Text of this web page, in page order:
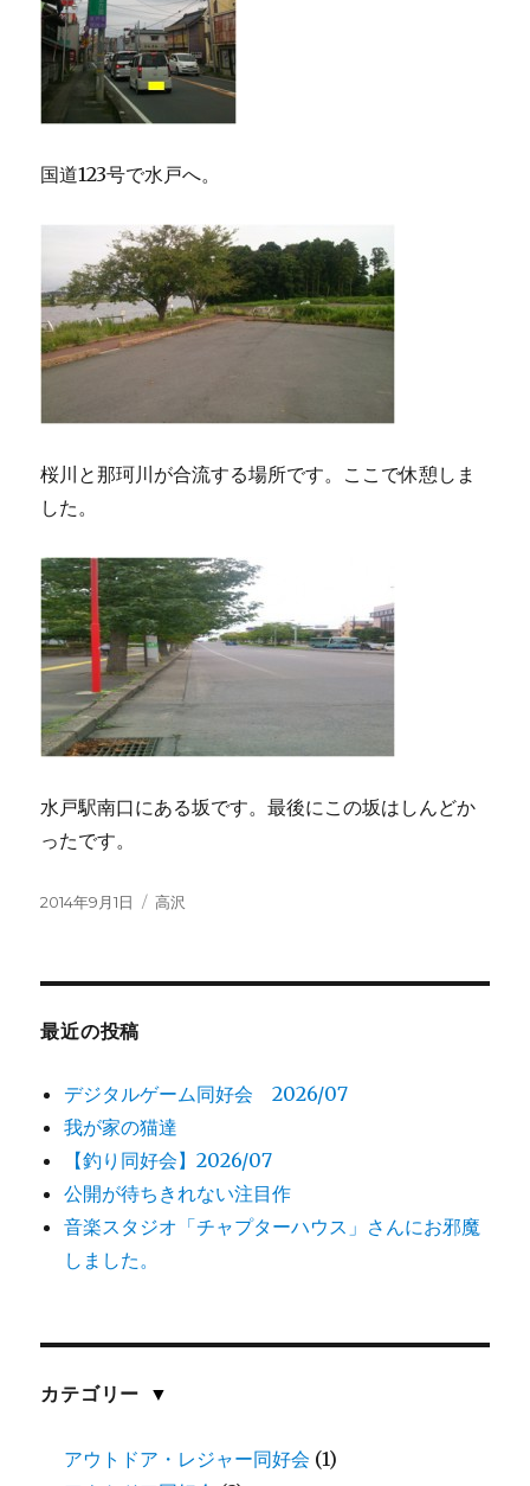
国道123号で水戸へ。
桜川と那珂川が合流する場所です。ここで休憩しま
した。
水戸駅南口にある坂です。最後にこの坂はしんどか
ったです。
投
2014年9月1日
カ
高沢
最近の投稿
デジタルゲーム同好会 2026/07
我が家の猫達
【釣り同好会】2026/07
公開が待ちきれない注目作
音楽スタジオ「チャプターハウス」さんにお邪魔
しました。
カテゴリー ▼
アウトドア・レジャー同好会 (1)